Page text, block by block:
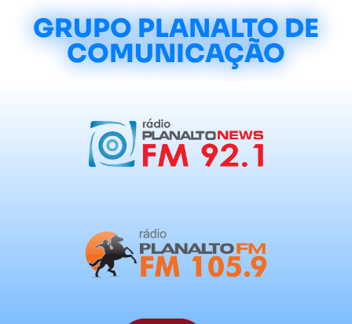
GRUPO PLANALTO DE
COMUNICAÇÃO